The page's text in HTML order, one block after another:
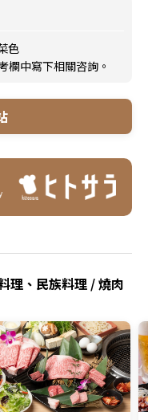
色
中寫下相關咨詢。
理、民族料理 / 燒肉